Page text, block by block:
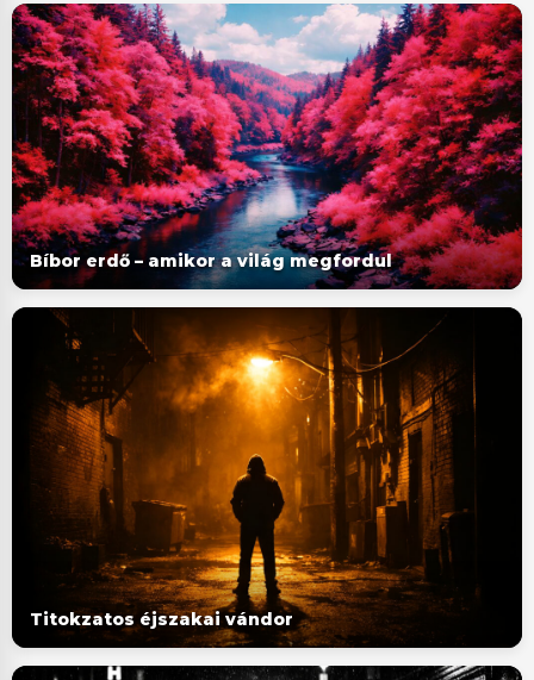
Bíbor erdő – amikor a világ megfordul
Titokzatos éjszakai vándor